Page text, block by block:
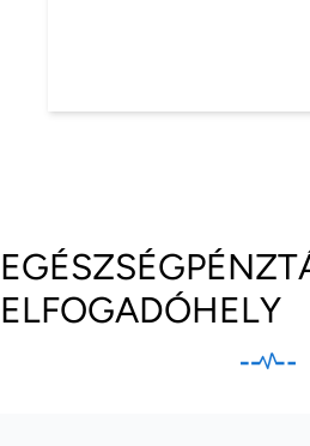
ELFOGADÓHELY